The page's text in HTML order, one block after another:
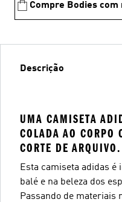
Compre Bodies com
Descrição
UMA CAMISETA
COLADA AO
CORTE DE ARQUIVO.
Esta camiseta adidas é
balé e na beleza dos
Passando de materiais